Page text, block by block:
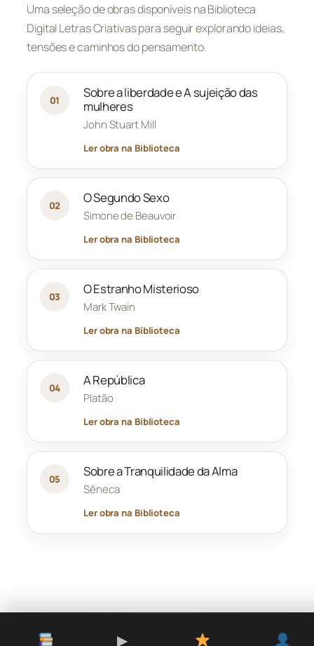
Uma seleção de obras disponíveis na Biblioteca
Digital Letras Criativas para seguir explorando ideias,
tensões e caminhos do pensamento.
01
Sobre a liberdade e A sujeição das
mulheres
John Stuart Mill
Ler obra na Biblioteca
02 O Segundo Sexo
Simone de Beauvoir
Ler obra na Biblioteca
03 O Estranho Misterioso
Mark Twain
Ler obra na Biblioteca
04 A República
Platão
Ler obra na Biblioteca
05 Sobre a Tranquilidade da Alma
Sêneca
Ler obra na Biblioteca
▶